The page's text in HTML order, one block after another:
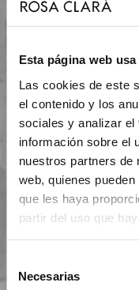
Esta página web
Las cookies de este
el contenido y los
sociales y analizar
información sobre el
nuestros partners de
web, quienes
que les haya
partir del uso que
Necesarias